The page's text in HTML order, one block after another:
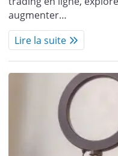
augmenter…
Lire la suite